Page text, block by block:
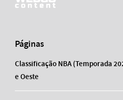
Páginas
Classificação NBA (Temporada
e Oeste